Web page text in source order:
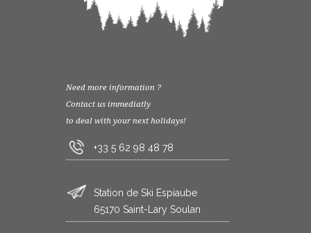
Need more information ?
Contact us immediatly
to deal with your next holidays!
+33 5 62 98 48 78
Station de Ski Espiaube
65170 Saint-Lary Soulan